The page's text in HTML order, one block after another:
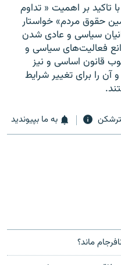
بر اهمیت « تداوم
حقوق مردم» خواستار
سیاسى و عادى شدن
فعالیت‌هاى سیاسى و
قانون اساسى و نیز
آن را براى تغییر شرایط
به ما بپیوندید
ماند؟